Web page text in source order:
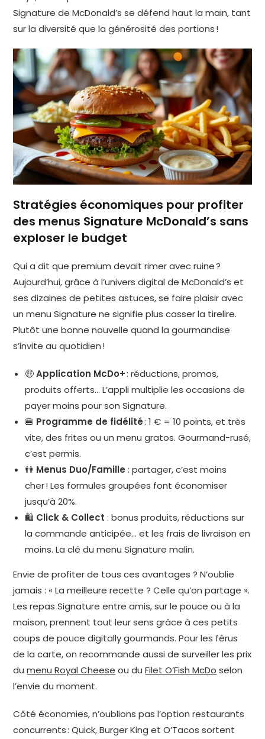
Signature de McDonald’s se défend haut la main, tant
sur la diversité que la générosité des portions !
Stratégies économiques pour profiter
des menus Signature McDonald’s sans
exploser le budget
Qui a dit que premium devait rimer avec ruine ?
Aujourd’hui, grâce à l’univers digital de McDonald’s et
ses dizaines de petites astuces, se faire plaisir avec
un menu Signature ne signifie plus casser la tirelire.
Plutôt une bonne nouvelle quand la gourmandise
s’invite au quotidien !
🤑Application McDo+: réductions, promos,
produits offerts… L’appli multiplie les occasions de
payer moins pour son Signature.
🍔 Programme de fidélité: 1 € = 10 points, et très
vite, des frites ou un menu gratos. Gourmand-rusé,
c’est permis.
👫 Menus Duo/Famille : partager, c’est moins
cher ! Les formules groupées font économiser
jusqu’à 20%.
🛍️ Click & Collect : bonus produits, réductions sur
la commande anticipée… et les frais de livraison en
moins. La clé du menu Signature malin.
Envie de profiter de tous ces avantages ? N’oublie
jamais : « La meilleure recette ? Celle qu’on partage ».
Les repas Signature entre amis, sur le pouce ou à la
maison, prennent tout leur sens grâce à ces petits
coups de pouce digitally gourmands. Pour les férus
de la carte, on recommande aussi de surveiller les prix
dumenu Royal Cheese ou duFilet O’Fish McDo selon
l’envie du moment.
Côté économies, n’oublions pas l’option restaurants
concurrents : Quick, Burger King et O’Tacos sortent